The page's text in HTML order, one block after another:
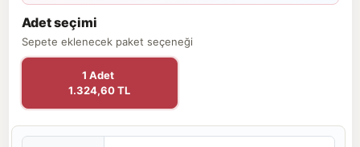
Adet seçimi
Sepete eklenecek paket seçeneği
1 Adet
1.324,60 TL